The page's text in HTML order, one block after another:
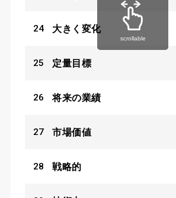
24 大きく変化
25 定量目標
26 将来の業績
27 市場価値
28 戦略的
scrollable